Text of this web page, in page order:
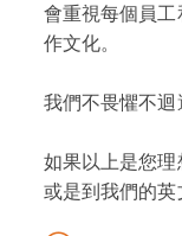
會重視每個員
作文化。
我們不畏懼不迴
如果以上是您理
或是到我們的英